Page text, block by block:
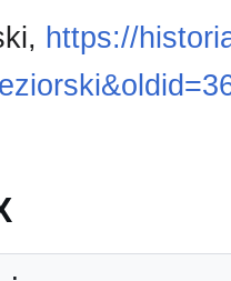
https://